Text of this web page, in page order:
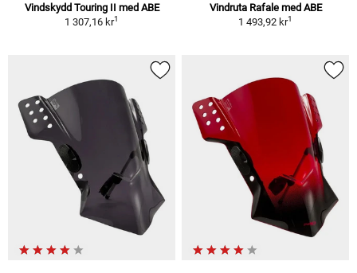
Vindskydd Touring II med ABE
1 307,16 kr1
Vindruta Rafale med ABE
1 493,92 kr1